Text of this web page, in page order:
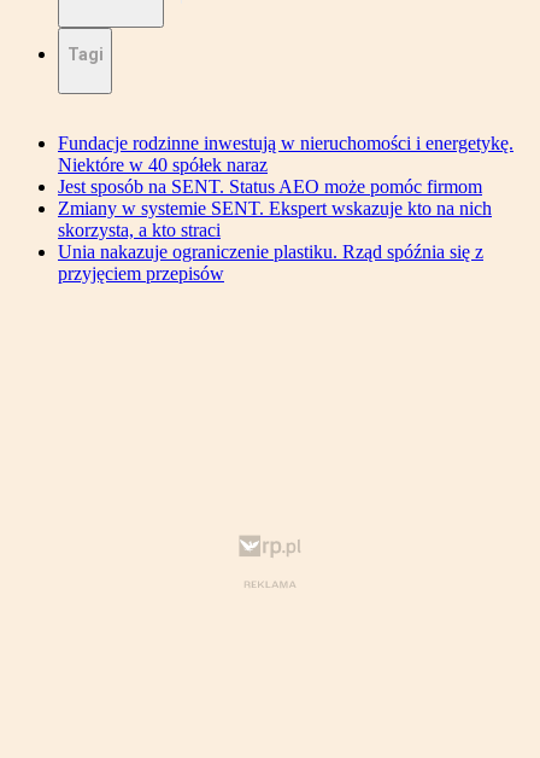
Tagi
Fundacje rodzinne inwestują w nieruchomości i energetykę.
Niektóre w 40 spółek naraz
Jest sposób na SENT. Status AEO może pomóc firmom
Zmiany w systemie SENT. Ekspert wskazuje kto na nich
skorzysta, a kto straci
Unia nakazuje ograniczenie plastiku. Rząd spóźnia się z
przyjęciem przepisów